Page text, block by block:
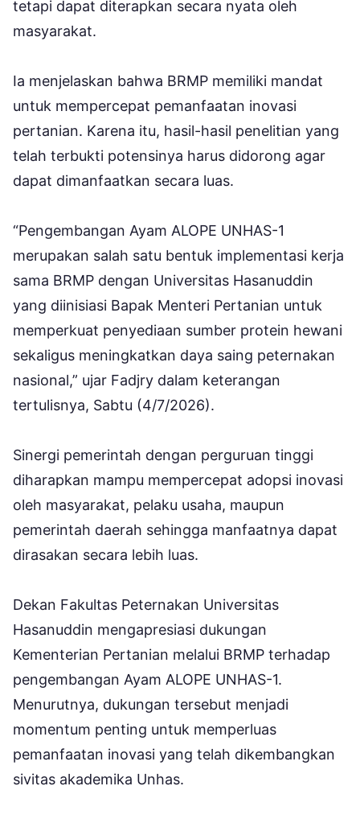
tetapi dapat diterapkan secara nyata oleh
masyarakat.
Ia menjelaskan bahwa BRMP memiliki mandat
untuk mempercepat pemanfaatan inovasi
pertanian. Karena itu, hasil-hasil penelitian yang
telah terbukti potensinya harus didorong agar
dapat dimanfaatkan secara luas.
“Pengembangan Ayam ALOPE UNHAS-1
merupakan salah satu bentuk implementasi kerja
sama BRMP dengan Universitas Hasanuddin
yang diinisiasi Bapak Menteri Pertanian untuk
memperkuat penyediaan sumber protein hewani
sekaligus meningkatkan daya saing peternakan
nasional,” ujar Fadjry dalam keterangan
tertulisnya, Sabtu (4/7/2026).
Sinergi pemerintah dengan perguruan tinggi
diharapkan mampu mempercepat adopsi inovasi
oleh masyarakat, pelaku usaha, maupun
pemerintah daerah sehingga manfaatnya dapat
dirasakan secara lebih luas.
Dekan Fakultas Peternakan Universitas
Hasanuddin mengapresiasi dukungan
Kementerian Pertanian melalui BRMP terhadap
pengembangan Ayam ALOPE UNHAS-1.
Menurutnya, dukungan tersebut menjadi
momentum penting untuk memperluas
pemanfaatan inovasi yang telah dikembangkan
sivitas akademika Unhas.